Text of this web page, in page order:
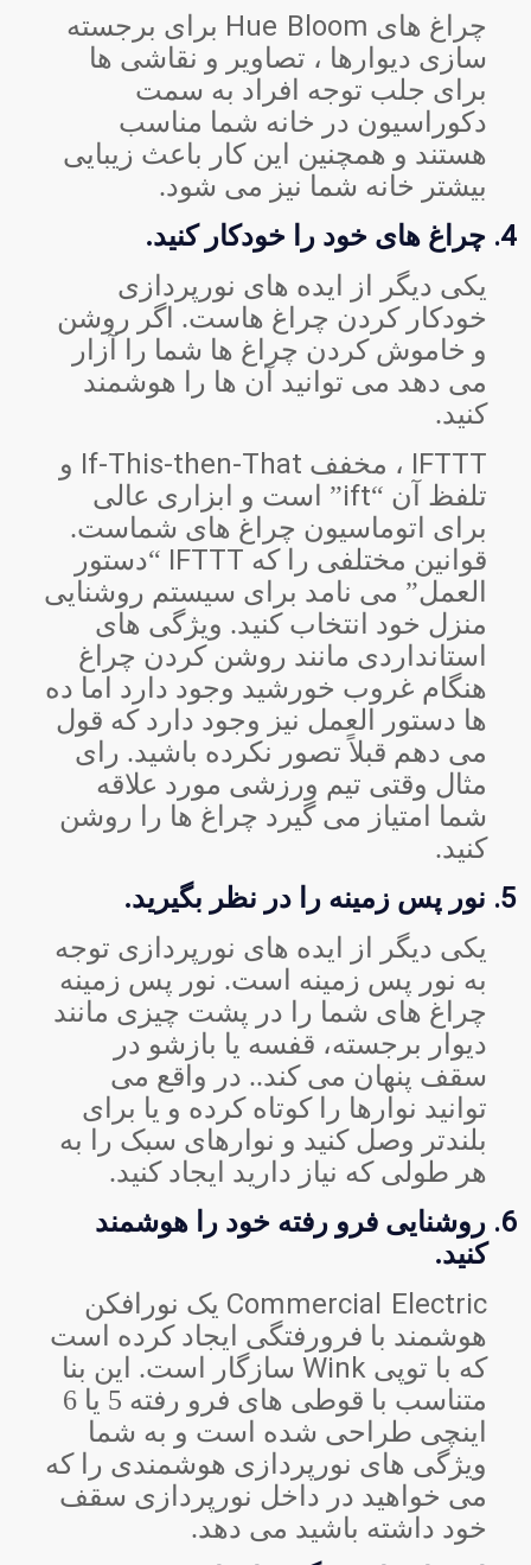
چراغ های Hue Bloom برای برجسته
سازی دیوارها ، تصاویر و نقاشی ها
برای جلب توجه افراد به سمت
دکوراسیون در خانه شما مناسب
هستند و همچنین این کار باعث زیبایی
بیشتر خانه شما نیز می شود.
4. چراغ های خود را خودکار کنید.
یکی دیگر از ایده های نورپردازی
خودکار کردن چراغ هاست. اگر روشن
و خاموش کردن چراغ ها شما را آزار
می دهد می توانید آن ها را هوشمند
کنید.
IFTTT ، مخفف If-This-then-That و
تلفظ آن “ift” است و ابزاری عالی
برای اتوماسیون چراغ های شماست.
قوانین مختلفی را که IFTTT “دستور
العمل” می نامد برای سیستم روشنایی
منزل خود انتخاب کنید. ویژگی های
استانداردی مانند روشن کردن چراغ
هنگام غروب خورشید وجود دارد اما ده
ها دستور العمل نیز وجود دارد که قول
می دهم قبلاً تصور نکرده باشید. رای
مثال وقتی تیم ورزشی مورد علاقه
شما امتیاز می گیرد چراغ ها را روشن
کنید.
5. نور پس زمینه را در نظر بگیرید.
یکی دیگر از ایده های نورپردازی توجه
به نور پس زمینه است. نور پس زمینه
چراغ های شما را در پشت چیزی مانند
دیوار برجسته، قفسه یا بازشو در
سقف پنهان می کند.. در واقع می
توانید نوارها را کوتاه کرده و یا برای
بلندتر وصل کنید و نوارهای سبک را به
هر طولی که نیاز دارید ایجاد کنید.
6. روشنایی فرو رفته خود را هوشمند
کنید.
Commercial Electric یک نورافکن
هوشمند با فرورفتگی ایجاد کرده است
که با توپی Wink سازگار است. این بنا
متناسب با قوطی های فرو رفته 5 یا 6
اینچی طراحی شده است و به شما
ویژگی های نورپردازی هوشمندی را که
می خواهید در داخل نورپردازی سقف
خود داشته باشید می دهد.